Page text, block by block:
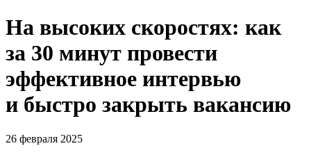
На высоких скоростях: как
за 30 минут провести
эффективное интервью
и быстро закрыть вакансию
26 февраля 2025